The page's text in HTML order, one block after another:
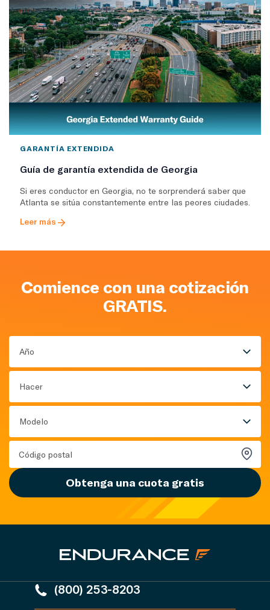
GARANTÍA EXTENDIDA
Guía de garantía extendida de Georgia
Si eres conductor en Georgia, no te sorprenderá saber que
Atlanta se sitúa constantemente entre las peores ciudades.
Leer más
Comience con una cotización
GRATIS.
Año
Hacer
Modelo
Obtenga una cuota gratis
(800) 253-8203